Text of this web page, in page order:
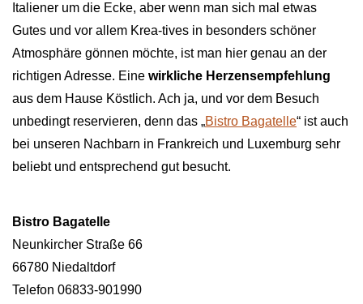
Italiener um die Ecke, aber wenn man sich mal etwas
Gutes und vor allem Krea-tives in besonders schöner
Atmosphäre gönnen möchte, ist man hier genau an der
richtigen Adresse. Eine wirkliche Herzensempfehlung
aus dem Hause Köstlich. Ach ja, und vor dem Besuch
unbedingt reservieren, denn das „Bistro Bagatelle“ ist auch
bei unseren Nachbarn in Frankreich und Luxemburg sehr
beliebt und entsprechend gut besucht.
Bistro Bagatelle
Neunkircher Straße 66
66780 Niedaltdorf
Telefon 06833-901990